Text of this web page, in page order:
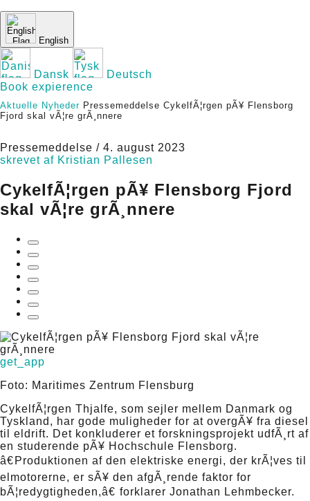
English
Dansk
Deutsch
Book expierence
Aktuelle Nyheder Pressemeddelse CykelfÃ¦rgen pÃ¥ Flensborg
Fjord skal vÃ¦re grÃ¸nnere
Pressemeddelse / 4. august 2023
skrevet af Kristian Pallesen
CykelfÃ¦rgen pÃ¥ Flensborg Fjord
skal vÃ¦re grÃ¸nnere
get_app
Foto: Maritimes Zentrum Flensburg
CykelfÃ¦rgen Thjalfe, som sejler mellem Danmark og
Tyskland, har gode muligheder for at overgÃ¥ fra diesel
til eldrift. Det konkluderer et forskningsprojekt udfÃ¸rt af
en studerende pÃ¥ Hochschule Flensborg.
â€Produktionen af den elektriske energi, der krÃ¦ves til
elmotorerne, er sÃ¥ den afgÃ¸rende faktor for
bÃ¦redygtigheden,â€ forklarer Jonathan Lehmbecker.